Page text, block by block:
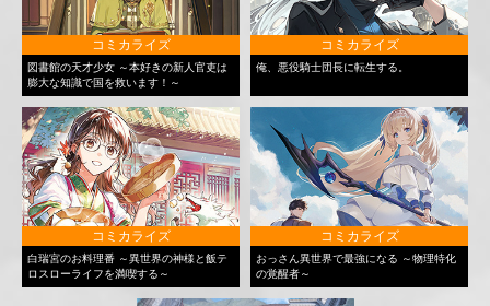
コミカライズ
図書館の天才少女 ～本好きの新人官吏は
膨大な知識で国を救います！～
コミカライズ
俺、悪役騎士団長に転生する。
コミカライズ
白瑞宮のお料理番 ～異世界の神様と飯テ
ロスローライフを満喫する～
コミカライズ
おっさん異世界で最強になる ～物理特化
の覚醒者～